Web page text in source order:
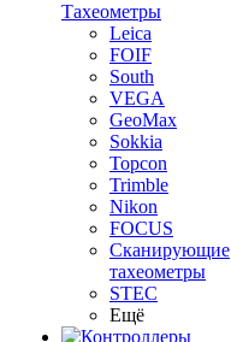
Тахеометры
Leica
FOIF
South
VEGA
GeoMax
Sokkia
Topcon
Trimble
Nikon
FOCUS
Сканирующие
тахеометры
STEC
Ещё